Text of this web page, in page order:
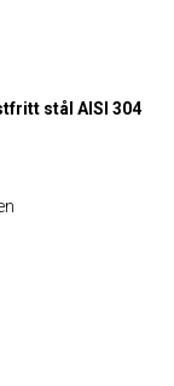
stål AISI 304